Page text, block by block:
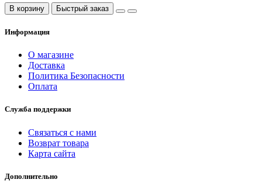
В корзину Быстрый заказ
Информация
О магазине
Доставка
Политика Безопасности
Оплата
Служба поддержки
Связаться с нами
Возврат товара
Карта сайта
Дополнительно